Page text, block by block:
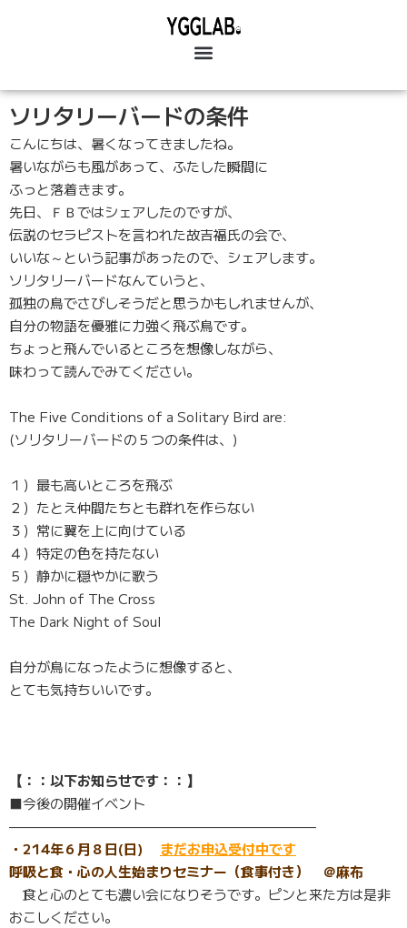
ソリタリーバードの条件
こんにちは、暑くなってきましたね。
暑いながらも風があって、ふたした瞬間に
ふっと落着きます。
先日、ＦＢではシェアしたのですが、
伝説のセラピストを言われた故吉福氏の会で、
いいな～という記事があったので、シェアします。
ソリタリーバードなんていうと、
孤独の鳥でさびしそうだと思うかもしれませんが、
自分の物語を優雅に力強く飛ぶ鳥です。
ちょっと飛んでいるところを想像しながら、
味わって読んでみてください。
The Five Conditions of a Solitary Bird are:
(ソリタリーバードの５つの条件は、)
１）最も高いところを飛ぶ
２）たとえ仲間たちとも群れを作らない
３）常に翼を上に向けている
４）特定の色を持たない
５）静かに穏やかに歌う
St. John of The Cross
The Dark Night of Soul
自分が鳥になったように想像すると、
とても気持ちいいです。
【：：以下お知らせです：：】
■今後の開催イベント
——————————————————————–
・214年６月８日(日) まだお申込受付中です
呼吸と食・心の人生始まりセミナー（食事付き） ＠麻布
食と心のとても濃い会になりそうです。 ピンと来た方は是非
おこしください。